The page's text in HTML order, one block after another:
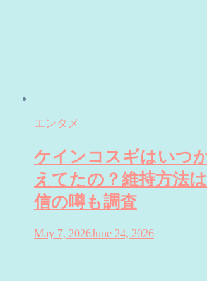
エンタメ
ケインコスギはいつ
えてたの？維持方法
信の噂も調査
May 7, 2026June 24, 2026